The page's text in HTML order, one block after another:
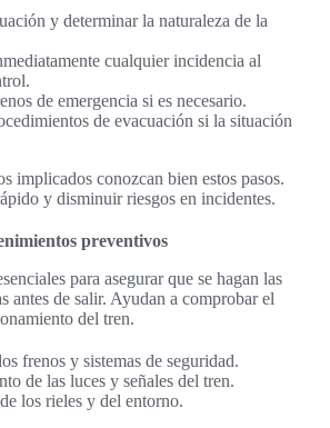
y determinar la naturaleza de la
cualquier incidencia al
de emergencia si es necesario.
de evacuación si la situación
implicados conozcan bien estos pasos.
y disminuir riesgos en incidentes.
preventivos
para asegurar que se hagan las
antes de salir. Ayudan a comprobar el
del tren.
frenos y sistemas de seguridad.
de las luces y señales del tren.
los rieles y del entorno.